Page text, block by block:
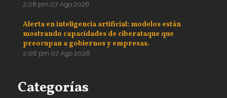
2:08 pm 07 Ago 2026
Alerta en inteligencia artificial: modelos están
mostrando capacidades de ciberataque que
preocupan a gobiernos y empresas.
2:06 pm 07 Ago 2026
Categorías